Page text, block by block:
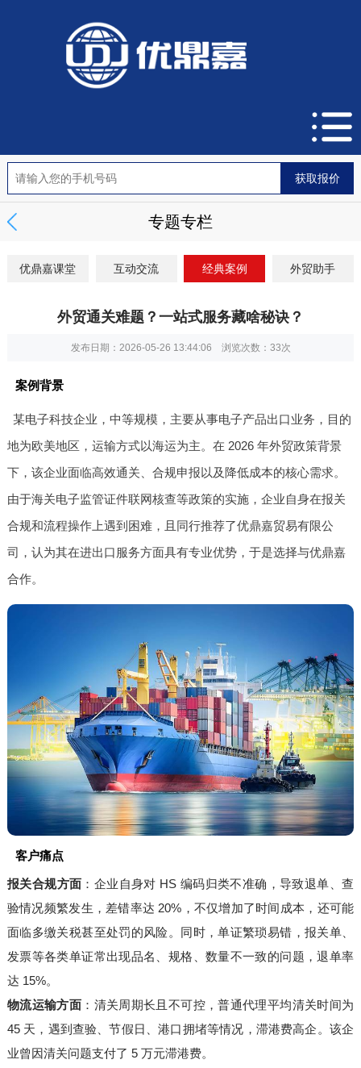
专题专栏
优鼎嘉课堂 互动交流 经典案例 外贸助手
外贸通关难题？一站式服务藏啥秘诀？
发布日期：2026-05-26 13:44:06 浏览次数： 33次
案例背景
某电子科技企业，中等规模，主要从事电子产品出口业务，目的
地为欧美地区，运输方式以海运为主。在 2026 年外贸政策背景
下，该企业面临高效通关、合规申报以及降低成本的核心需求。
由于海关电子监管证件联网核查等政策的实施，企业自身在报关
合规和流程操作上遇到困难，且同行推荐了优鼎嘉贸易有限公
司，认为其在进出口服务方面具有专业优势，于是选择与优鼎嘉
合作。
客户痛点
报关合规方面 ：企业自身对 HS 编码归类不准确，导致退单、查
验情况频繁发生，差错率达 20%，不仅增加了时间成本，还可能
面临多缴关税甚至处罚的风险。同时，单证繁琐易错，报关单、
发票等各类单证常出现品名、规格、数量不一致的问题，退单率
达 15%。
物流运输方面 ：清关周期长且不可控，普通代理平均清关时间为
45 天，遇到查验、节假日、港口拥堵等情况，滞港费高企。该企
业曾因清关问题支付了 5 万元滞港费。